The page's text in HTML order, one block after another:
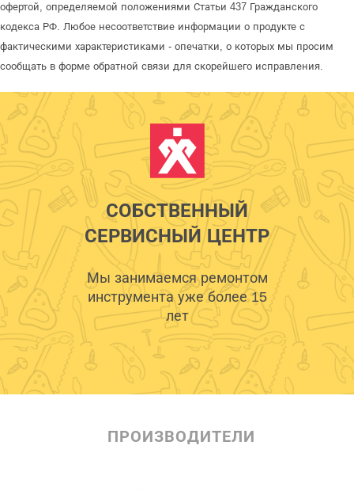
офертой, определяемой положениями Статьи 437 Гражданского
кодекса РФ. Любое несоответствие информации о продукте с
фактическими характеристиками - опечатки, о которых мы просим
сообщать в форме обратной связи для скорейшего исправления.
СОБСТВЕННЫЙ
СЕРВИСНЫЙ ЦЕНТР
Мы занимаемся ремонтом
инструмента уже более 15
лет
ПРОИЗВОДИТЕЛИ